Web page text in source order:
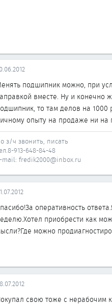
подшипник можно, при
вместе. Ну и конечно
то там делов на 1000
опыту на продаже ни на
з/ч звонить, писать
913-648-84-48
mail: fredik2000@inbox.ru
оперативность
приобрести как
можно
свою тоже с нерабочим